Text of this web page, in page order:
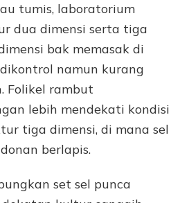
tumis, laboratorium
dua dimensi serta tiga
bak memasak di
namun kurang
Folikel rambut
lebih mendekati kondisi
tiga dimensi, di mana sel
berlapis.
set sel punca